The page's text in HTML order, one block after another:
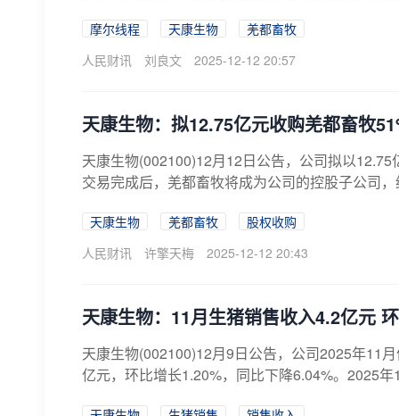
摩尔线程 天康生物
羌都畜牧
人民财讯
刘良文 2025-12-12 20:57
天康生物：拟12.75亿元收购羌都畜牧
天康生物(002100)12月12日公告，公司拟以
交易完成后，羌都畜牧将成为公司的控股子公司
天康生物 羌都畜牧
股权收购
人民财讯
许擎天梅 2025-12-12 20:43
天康生物：11月生猪销售收入4.2亿元
天康生物(002100)12月9日公告，公司2025年11
亿元，环比增长1.20%，同比下降6.04%。2025年